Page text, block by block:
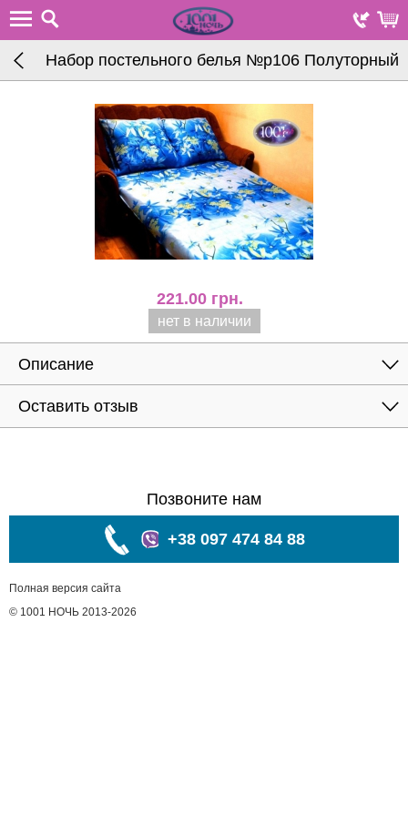
Набор постельного белья №р106 Полуторный
221.00 грн.
нет в наличии
Описание
Оставить отзыв
Позвоните нам
+38 097 474 84 88
Полная версия сайта
© 1001 НОЧЬ 2013-2026